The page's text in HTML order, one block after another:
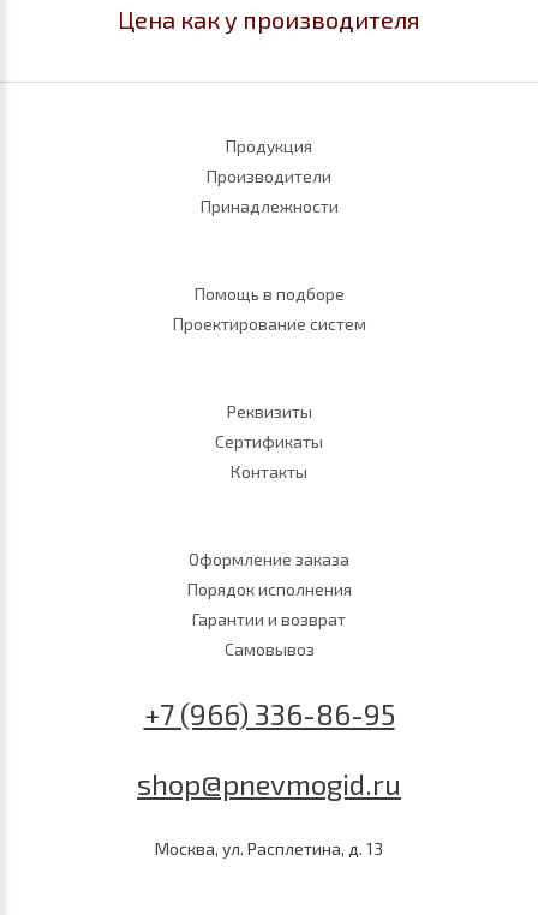
Цена как у производителя
Продукция
Производители
Принадлежности
Помощь в подборе
Проектирование систем
Реквизиты
Сертификаты
Контакты
Оформление заказа
Порядок исполнения
Гарантии и возврат
Самовывоз
+7 (966) 336-86-95
shop@pnevmogid.ru
Москва, ул. Расплетина, д. 13